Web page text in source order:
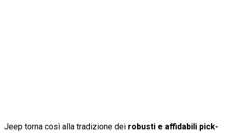
Jeep torna così alla tradizione dei robusti e affidabili pick-